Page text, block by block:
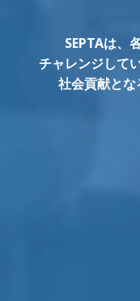
SEPTAは、
チャレンジして
社会貢献とな